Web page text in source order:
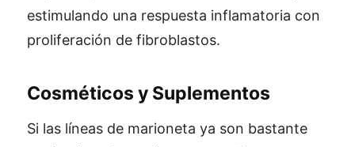
estimulando una respuesta inflamatoria con
proliferación de fibroblastos.
Cosméticos y Suplementos
Si las líneas de marioneta ya son bastante